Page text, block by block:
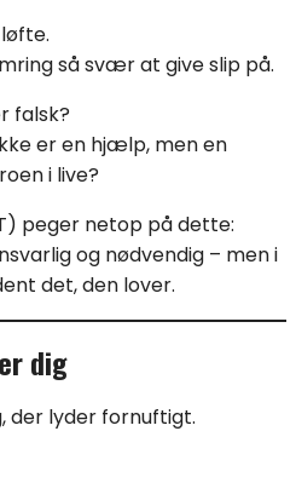
så svær at give slip på.
falsk?
er en hjælp, men en
i live?
peger netop på dette:
og nødvendig – men i
det, den lover.
dig
der lyder fornuftigt.